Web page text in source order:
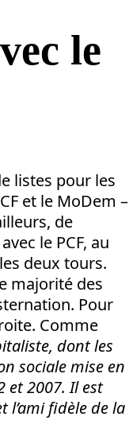
le
listes pour les
et le MoDem –
de
le PCF, au
deux tours.
majorité des
Pour
Comme
dont les
sociale mise en
et 2007. Il est
l’ami fidèle de la